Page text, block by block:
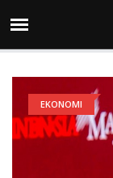
EKONOMI